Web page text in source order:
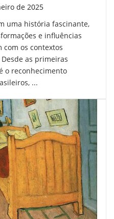
de 2025
uma história fascinante,
e influências
os contextos
as primeiras
o reconhecimento
...